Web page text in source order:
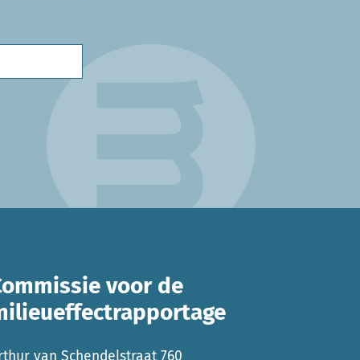
voor de
van Schendelstraat 760